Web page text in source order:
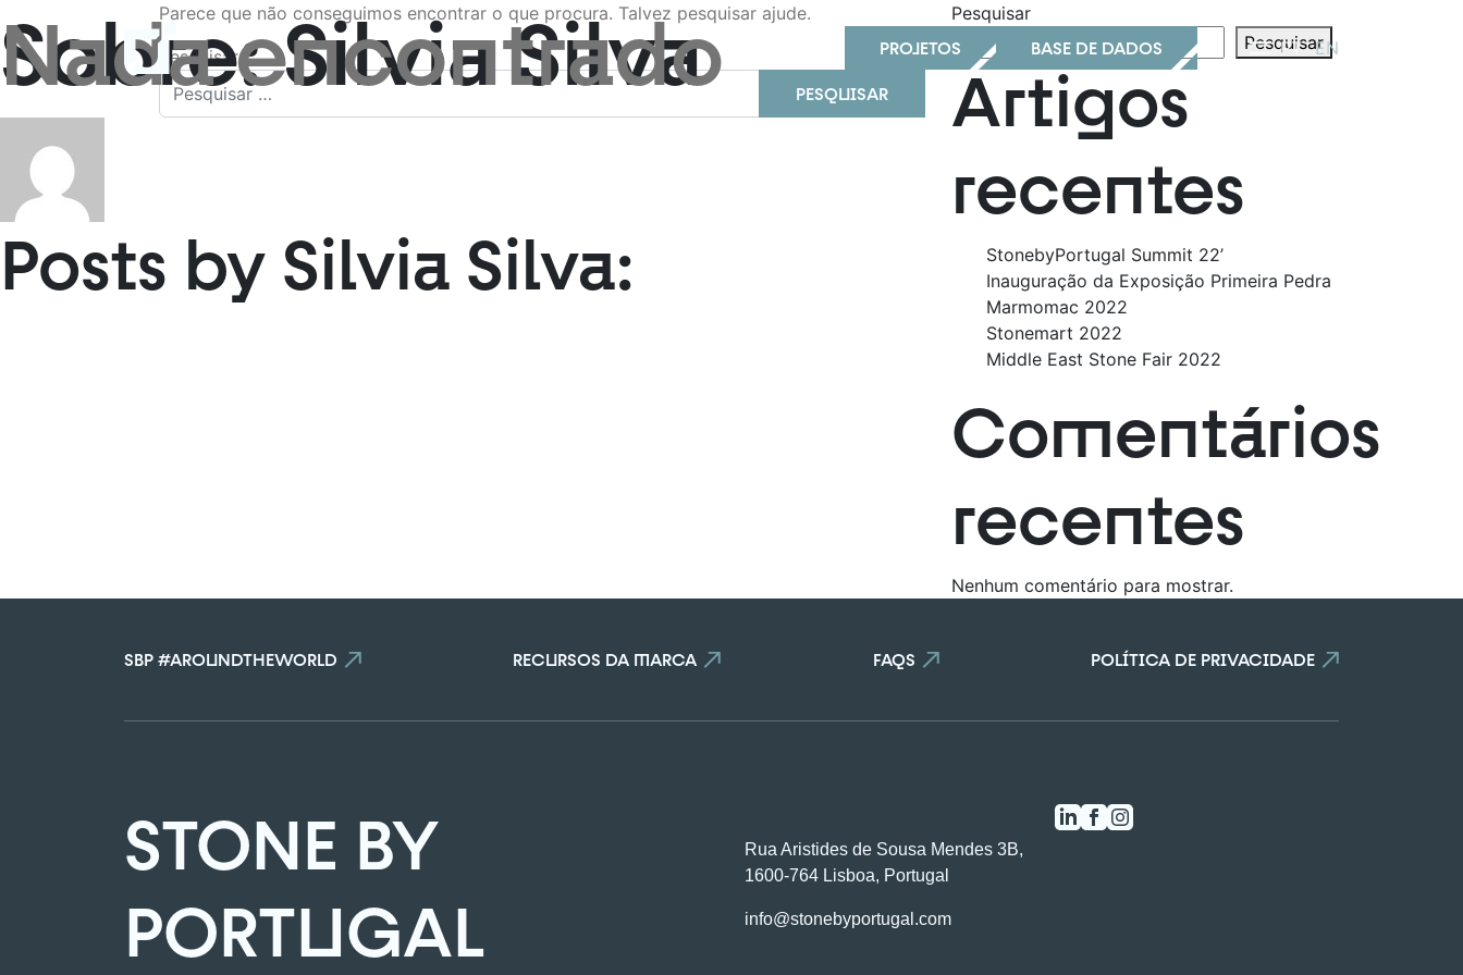
PROJETOS BASE DE DADOS PT EN
VOLTAR
Atingiu o número máximo de pedras do comparador!
Sobre: Silvia Silva
Posts by Silvia Silva:
Nada encontrado
Parece que não conseguimos encontrar o que procura. Talvez pesquisar ajude.
Pesquisar
Pesquisar
Pesquisar
Artigos
recentes
StonebyPortugal Summit 22’
Inauguração da Exposição Primeira Pedra
Marmomac 2022
Stonemart 2022
Middle East Stone Fair 2022
Comentários
recentes
Nenhum comentário para mostrar.
SBP #AROUNDTHEWORLD RECURSOS DA MARCA FAQS POLÍTICA DE PRIVACIDADE
STONE BY
PORTUGAL
Rua Aristides de Sousa Mendes 3B,
1600-764 Lisboa, Portugal
info@stonebyportugal.com